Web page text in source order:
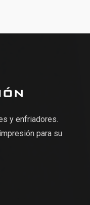
y enfriadores.
para su